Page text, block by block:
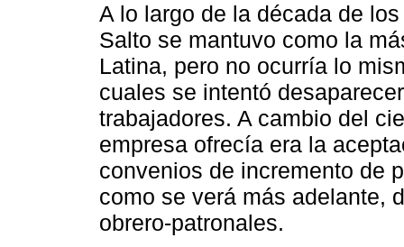
A lo largo de la década de
Salto se mantuvo como la
Latina, pero no ocurría lo
cuales se intentó
trabajadores. A cambio del
empresa ofrecía era la
convenios de incremento de
como se verá más adelante,
obrero-patronales.